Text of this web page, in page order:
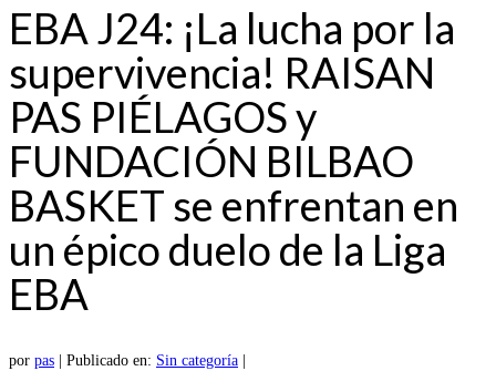
EBA J24: ¡La lucha por la
supervivencia! RAISAN
PAS PIÉLAGOS y
FUNDACIÓN BILBAO
BASKET se enfrentan en
un épico duelo de la Liga
EBA
por pas Publicado en: Sin categoría